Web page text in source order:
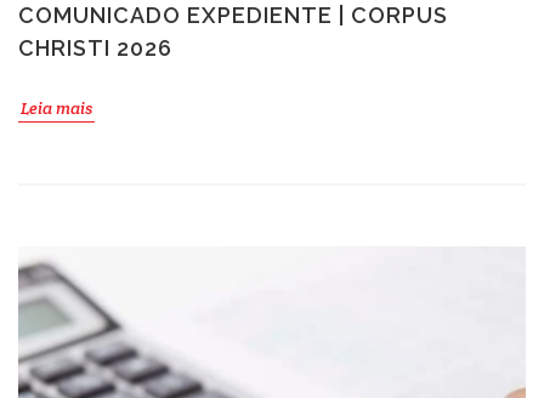
COMUNICADO EXPEDIENTE | CORPUS
CHRISTI 2026
Leia mais